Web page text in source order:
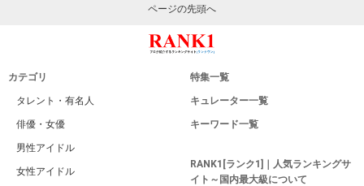
ページの先頭へ
カテゴリ
タレント・有名人
俳優・女優
男性アイドル
女性アイドル
特集一覧
キュレーター一覧
キーワード一覧
RANK1[ランク1]｜人気ランキングサ
イト～国内最大級について